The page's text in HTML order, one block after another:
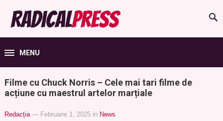
MENU
Filme cu Chuck Norris – Cele mai tari filme de
acțiune cu maestrul artelor marțiale
Redacția — Februarie 1, 2025 in News